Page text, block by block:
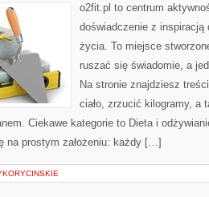
o2fit.pl to centrum
doświadczenie z
życia. To miejsce
ruszać się świadomie, a
Na stronie znajdziesz
ciało, zrzucić kilogramy, a
Ciekawe kategorie to Dieta i
na prostym założeniu: każdy […]